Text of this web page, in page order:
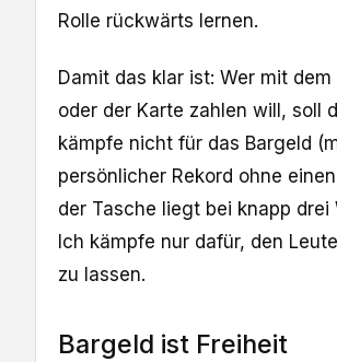
Rolle rückwärts lernen.
Damit das klar ist: Wer mit dem
oder der Karte zahlen will, soll
kämpfe nicht für das Bargeld
persönlicher Rekord ohne
der Tasche liegt bei knapp drei
Ich kämpfe nur dafür, den
zu lassen.
Bargeld ist Freiheit